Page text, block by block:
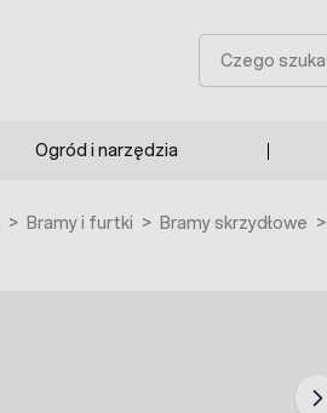
Szukaj
Ogród i narzędzia
> Bramy i furtki > Bramy skrzydłowe >